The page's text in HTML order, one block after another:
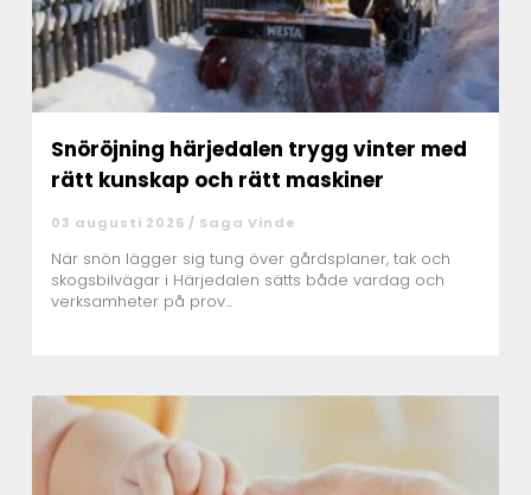
Snöröjning härjedalen trygg vinter med
rätt kunskap och rätt maskiner
03 augusti 2026 / Saga Vinde
När snön lägger sig tung över gårdsplaner, tak och
skogsbilvägar i Härjedalen sätts både vardag och
verksamheter på prov...